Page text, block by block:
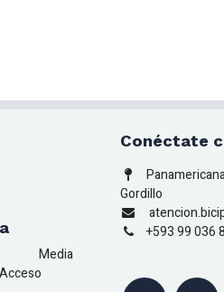
Media
Acceso
Conéctate
Gordillo
+593 99 036